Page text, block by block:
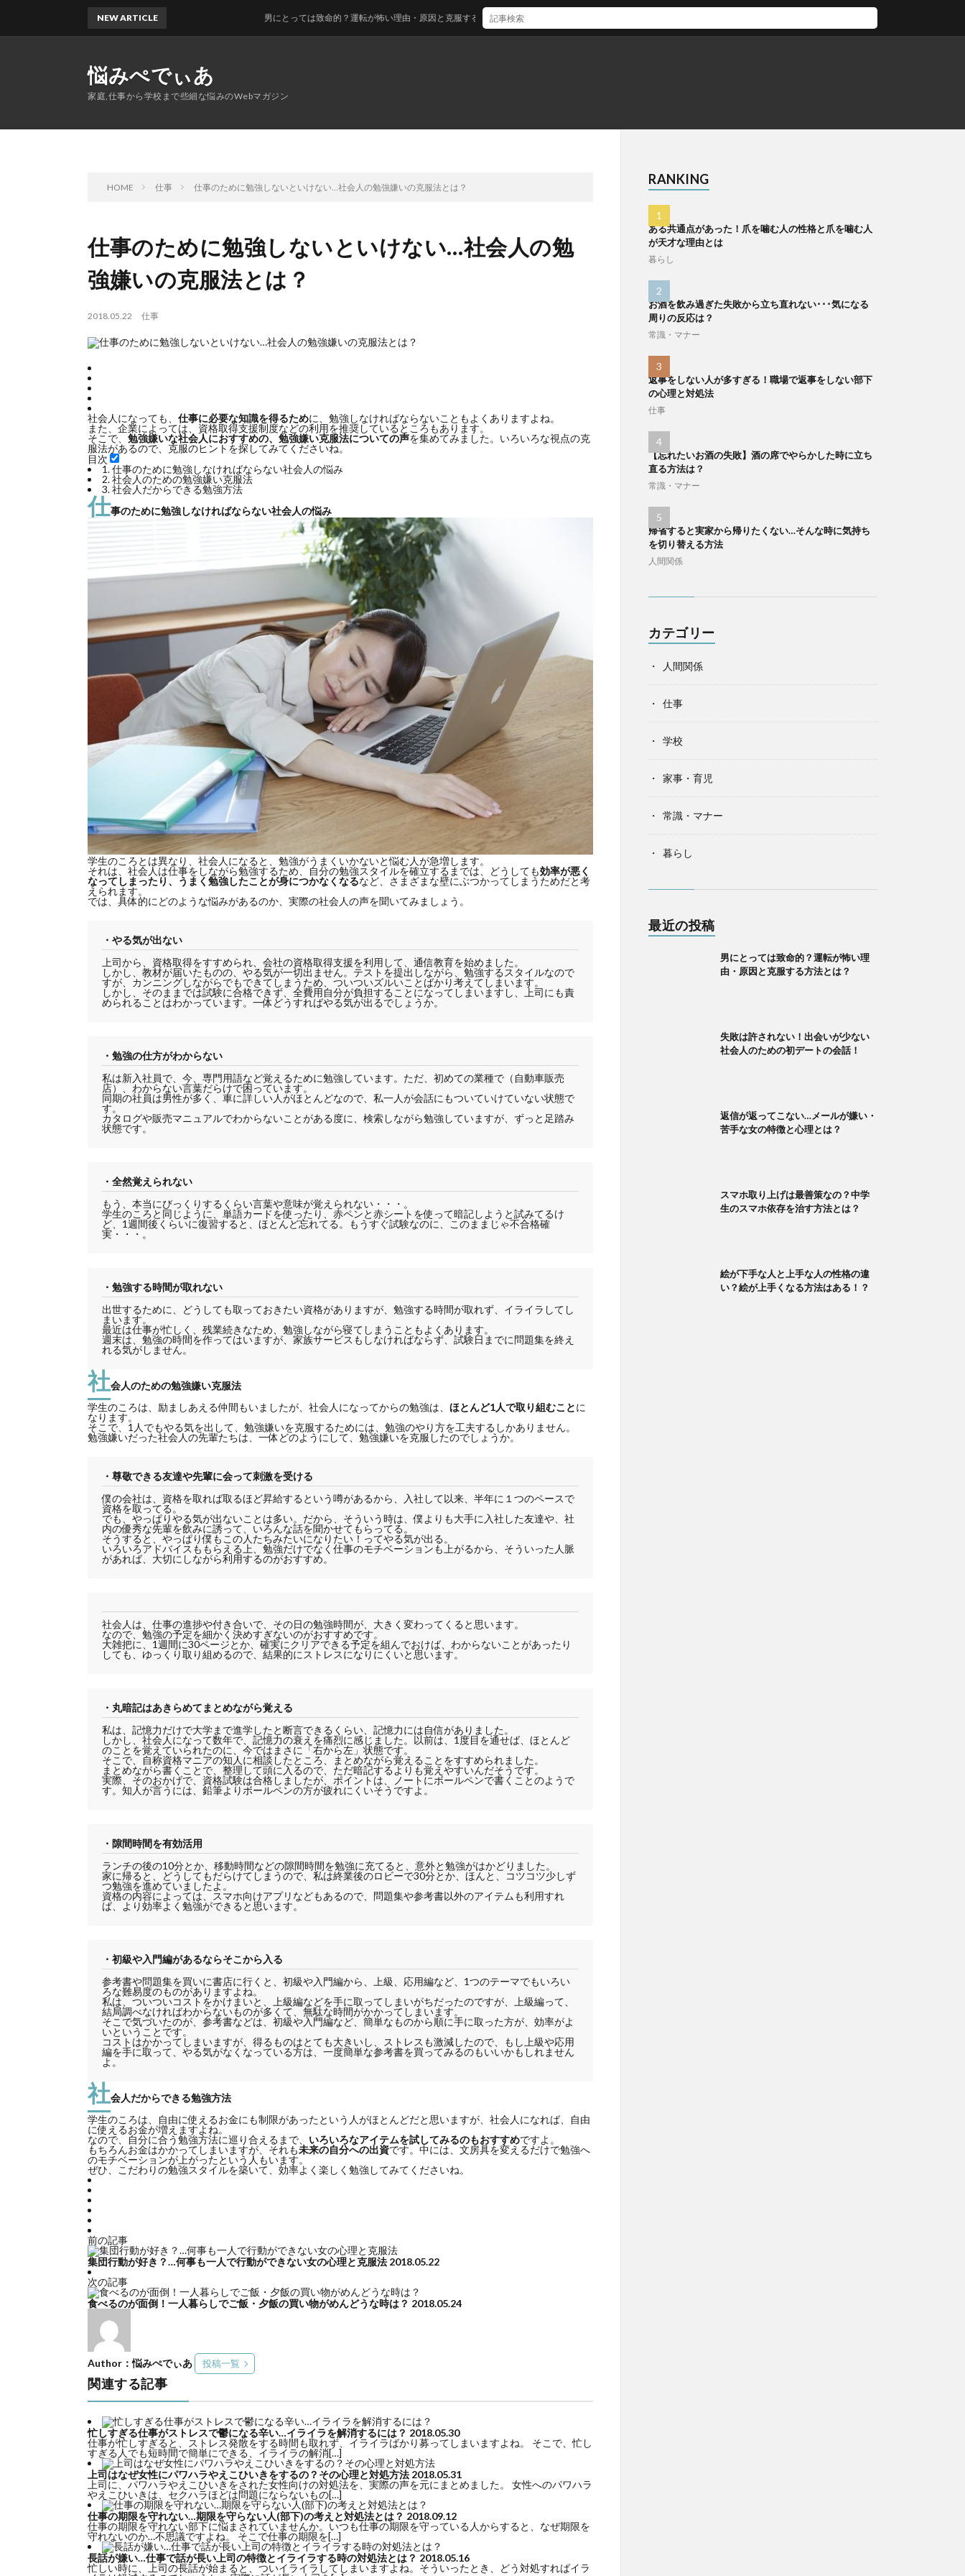
悩みぺでぃあ
家庭,仕事から学校まで些細な悩みのWebマガジン
NEW ARTICLE 男にとっては致命的？運転が怖い理由・原因と克服する方法とは？
HOME 仕事 仕事のために勉強しないといけない…社会人の勉強嫌いの克服法とは？
仕事のために勉強しないといけない…社会人の勉
強嫌いの克服法とは？
2018.05.22 仕事
社会人になっても、 仕事に必要な知識を得るために、勉強しなければならないこともよくありますよね。
また、企業によっては、資格取得支援制度などの利用を推奨しているところもあります。
そこで、 勉強嫌いな社会人におすすめの、勉強嫌い克服法についての声を集めてみました。いろいろな視点の克
服法があるので、克服のヒントを探してみてくださいね。
目次
1.仕事のために勉強しなければならない社会人の悩み
2.社会人のための勉強嫌い克服法
3.社会人だからできる勉強方法
仕事のために勉強しなければならない社会人の悩み
学生のころとは異なり、社会人になると、勉強がうまくいかないと悩む人が急増します。
それは、社会人は仕事をしながら勉強するため、自分の勉強スタイルを確立するまでは、どうしても効率が悪く
なってしまったり、うまく勉強したことが身につかなくなるなど、さまざまな壁にぶつかってしまうためだと考
えられます。
では、具体的にどのような悩みがあるのか、実際の社会人の声を聞いてみましょう。
・やる気が出ない
上司から、資格取得をすすめられ、会社の資格取得支援を利用して、通信教育を始めました。
しかし、教材が届いたものの、やる気が一切出ません。テストを提出しながら、勉強するスタイルなので
すが、カンニングしながらでもできてしまうため、ついついズルいことばかり考えてしまいます。
しかし、そのままでは試験に合格できず、全費用自分が負担することになってしまいますし、上司にも責
められることはわかっています。一体どうすればやる気が出るでしょうか。
・勉強の仕方がわからない
私は新入社員で、今、専門用語など覚えるために勉強しています。ただ、初めての業種で（自動車販売
店）、わからない言葉だらけで困っています。
同期の社員は男性が多く、車に詳しい人がほとんどなので、私一人が会話にもついていけていない状態で
す。
カタログや販売マニュアルでわからないことがある度に、検索しながら勉強していますが、ずっと足踏み
状態です。
・全然覚えられない
もう、本当にびっくりするくらい言葉や意味が覚えられない・・・。
学生のころと同じように、単語カードを使ったり、赤ペンと赤シートを使って暗記しようと試みてるけ
ど、1週間後くらいに復習すると、ほとんど忘れてる。もうすぐ試験なのに、このままじゃ不合格確
実・・・。
・勉強する時間が取れない
出世するために、どうしても取っておきたい資格がありますが、勉強する時間が取れず、イライラしてし
まいます。
最近は仕事が忙しく、残業続きなため、勉強しながら寝てしまうこともよくあります。
週末は、勉強の時間を作ってはいますが、家族サービスもしなければならず、試験日までに問題集を終え
れる気がしません。
社会人のための勉強嫌い克服法
学生のころは、励ましあえる仲間もいましたが、社会人になってからの勉強は、 ほとんど1人で取り組むことに
なります。
そこで、1人でもやる気を出して、勉強嫌いを克服するためには、勉強のやり方を工夫するしかありません。
勉強嫌いだった社会人の先輩たちは、一体どのようにして、勉強嫌いを克服したのでしょうか。
・尊敬できる友達や先輩に会って刺激を受ける
僕の会社は、資格を取れば取るほど昇給するという噂があるから、入社して以来、半年に１つのペースで
資格を取ってる。
でも、やっぱりやる気が出ないことは多い。だから、そういう時は、僕よりも大手に入社した友達や、社
内の優秀な先輩を飲みに誘って、いろんな話を聞かせてもらってる。
そうすると、やっぱり僕もこの人たちみたいになりたい！ってやる気が出る。
いろいろアドバイスももらえる上、勉強だけでなく仕事のモチベーションも上がるから、そういった人脈
があれば、大切にしながら利用するのがおすすめ。
社会人は、仕事の進捗や付き合いで、その日の勉強時間が、大きく変わってくると思います。
なので、勉強の予定を細かく決めすぎないのがおすすめです。
大雑把に、1週間に30ページとか、確実にクリアできる予定を組んでおけば、わからないことがあったり
しても、ゆっくり取り組めるので、結果的にストレスになりにくいと思います。
・丸暗記はあきらめてまとめながら覚える
私は、記憶力だけで大学まで進学したと断言できるくらい、記憶力には自信がありました。
しかし、社会人になって数年で、記憶力の衰えを痛烈に感じました。以前は、1度目を通せば、ほとんど
のことを覚えていられたのに、今ではまさに「右から左」状態です。
そこで、自称資格マニアの知人に相談したところ、まとめながら覚えることをすすめられました。
まとめながら書くことで、整理して頭に入るので、ただ暗記するよりも覚えやすいんだそうです。
実際、そのおかげで、資格試験は合格しましたが、ポイントは、ノートにボールペンで書くことのようで
す。知人が言うには、鉛筆よりボールペンの方が疲れにくいそうですよ。
・隙間時間を有効活用
ランチの後の10分とか、移動時間などの隙間時間を勉強に充てると、意外と勉強がはかどりました。
家に帰ると、どうしてもだらけてしまうので、私は終業後のロビーで30分とか、ほんと、コツコツ少しず
つ勉強を進めていましたよ。
資格の内容によっては、スマホ向けアプリなどもあるので、問題集や参考書以外のアイテムも利用すれ
ば、より効率よく勉強ができると思います。
・初級や入門編があるならそこから入る
参考書や問題集を買いに書店に行くと、初級や入門編から、上級、応用編など、1つのテーマでもいろい
ろな難易度のものがありますよね。
私は、ついついコストをかけまいと、上級編などを手に取ってしまいがちだったのですが、上級編って、
結局調べなければわからないものが多くて、無駄な時間がかかってしまいます。
そこで気づいたのが、参考書などは、初級や入門編など、簡単なものから順に手に取った方が、効率がよ
いということです。
コストはかかってしまいますが、得るものはとても大きいし、ストレスも激減したので、もし上級や応用
編を手に取って、やる気がなくなっている方は、一度簡単な参考書を買ってみるのもいいかもしれません
よ。
社会人だからできる勉強方法
学生のころは、自由に使えるお金にも制限があったという人がほとんどだと思いますが、社会人になれば、自由
に使えるお金が増えますよね。
なので、自分に合う勉強方法に巡り合えるまで、 いろいろなアイテムを試してみるのもおすすめですよ。
もちろんお金はかかってしまいますが、それも未来の自分への出資です。中には、文房具を変えるだけで勉強へ
のモチベーションが上がったという人もいます。
ぜひ、こだわりの勉強スタイルを築いて、効率よく楽しく勉強してみてくださいね。
前の記事
集団行動が好き？…何事も一人で行動ができない女の心理と克服法 2018.05.22
次の記事
食べるのが面倒！一人暮らしでご飯・夕飯の買い物がめんどうな時は？ 2018.05.24
Author：悩みぺでぃあ 投稿一覧
関連する記事
忙しすぎる仕事がストレスで鬱になる辛い…イライラを解消するには？ 2018.05.30
仕事が忙しすぎると、ストレス発散をする時間も取れず、イライラばかり募ってしまいますよね。 そこで、忙し
すぎる人でも短時間で簡単にできる、イライラの解消[…]
上司はなぜ女性にパワハラやえこひいきをするの？その心理と対処方法 2018.05.31
上司に、パワハラやえこひいきをされた女性向けの対処法を、実際の声を元にまとめました。 女性へのパワハラ
やえこひいきは、セクハラほどは問題にならないもの[…]
仕事の期限を守れない…期限を守らない人(部下)の考えと対処法とは？ 2018.09.12
仕事の期限を守れない部下に悩まされていませんか。いつも仕事の期限を守っている人からすると、なぜ期限を
守れないのか…不思議ですよね。 そこで仕事の期限を[…]
長話が嫌い…仕事で話が長い上司の特徴とイライラする時の対処法とは？ 2018.05.16
忙しい時に、上司の長話が始まると、ついイライラしてしまいますよね。そういったとき、どう対処すればイラ
RANKING
ある共通点があった！爪を噛む人の性格と爪を噛む人
が天才な理由とは
暮らし
お酒を飲み過ぎた失敗から立ち直れない･･･気になる
周りの反応は？
常識・マナー
返事をしない人が多すぎる！職場で返事をしない部下
の心理と対処法
仕事
【忘れたいお酒の失敗】酒の席でやらかした時に立ち
直る方法は？
常識・マナー
帰省すると実家から帰りたくない…そんな時に気持ち
を切り替える方法
人間関係
カテゴリー
人間関係
仕事
学校
家事・育児
常識・マナー
暮らし
最近の投稿
男にとっては致命的？運転が怖い理
由・原因と克服する方法とは？
失敗は許されない！出会いが少ない
社会人のための初デートの会話！
返信が返ってこない…メールが嫌い・
苦手な女の特徴と心理とは？
スマホ取り上げは最善策なの？中学
生のスマホ依存を治す方法とは？
絵が下手な人と上手な人の性格の違
い？絵が上手くなる方法はある！？